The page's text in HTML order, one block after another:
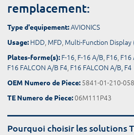
remplacement:
Type d'equipement:AVIONICS
Usage: HDD, MFD, Multi-Function Display
Plates-forme(s): F-16, F-16 A/B, F16, F16
F16 FALCON A/B F4, F16 FALCON A/B, F4
OEM Numero de Piece: 5841-01-210-
TE Numero de Piece:06M111P43
Pourquoi choisir les solutions